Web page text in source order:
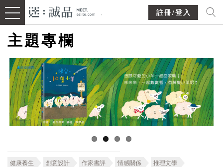
註冊/登入
主題專欄
健康養生 創意設計 作家書評 情感關係 推理文學